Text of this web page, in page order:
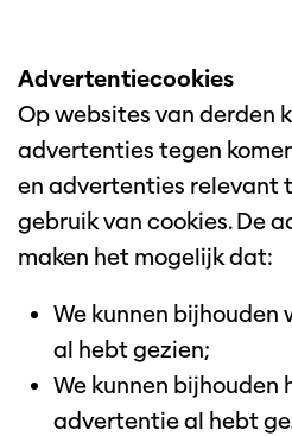
Advertentiecookies
Op websites van derden
advertenties tegen
en advertenties relevant
gebruik van cookies. De
maken het mogelijk dat:
We kunnen
al hebt gezien;
We kunnen bijhouden
advertentie al hebt